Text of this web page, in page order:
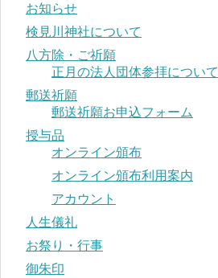
お知らせ
検見川神社について
八方除・ご祈願
正月の法人団体参拝について
郵送祈願
郵送祈願お申込フォーム
授与品
オンライン頒布
オンライン頒布利用案内
アカウント
人生儀礼
お祭り・行事
御朱印